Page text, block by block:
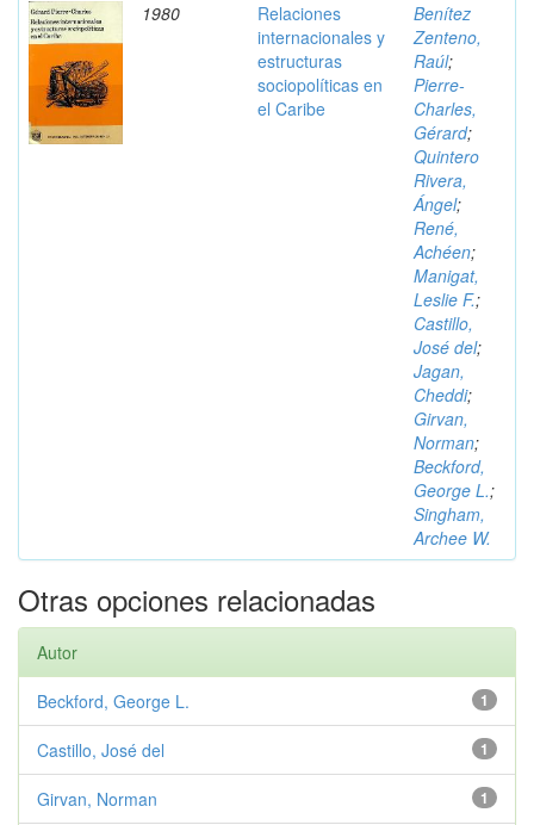
1980
Relaciones
internacionales y
estructuras
sociopolíticas en
el Caribe
Benítez
Zenteno,
Raúl;
Pierre-
Charles,
Gérard;
Quintero
Rivera,
Ángel;
René,
Achéen;
Manigat,
Leslie F.;
Castillo,
José del;
Jagan,
Cheddi;
Girvan,
Norman;
Beckford,
George L.;
Singham,
Archee W.
Otras opciones relacionadas
Autor
1
Beckford, George L.
1
Castillo, José del
1
Girvan, Norman